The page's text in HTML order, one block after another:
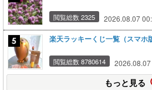
閲覧総数 2325 2026.08.07
楽天ラッキーくじ一覧（スマホ
閲覧総数 8780614
もっと見る